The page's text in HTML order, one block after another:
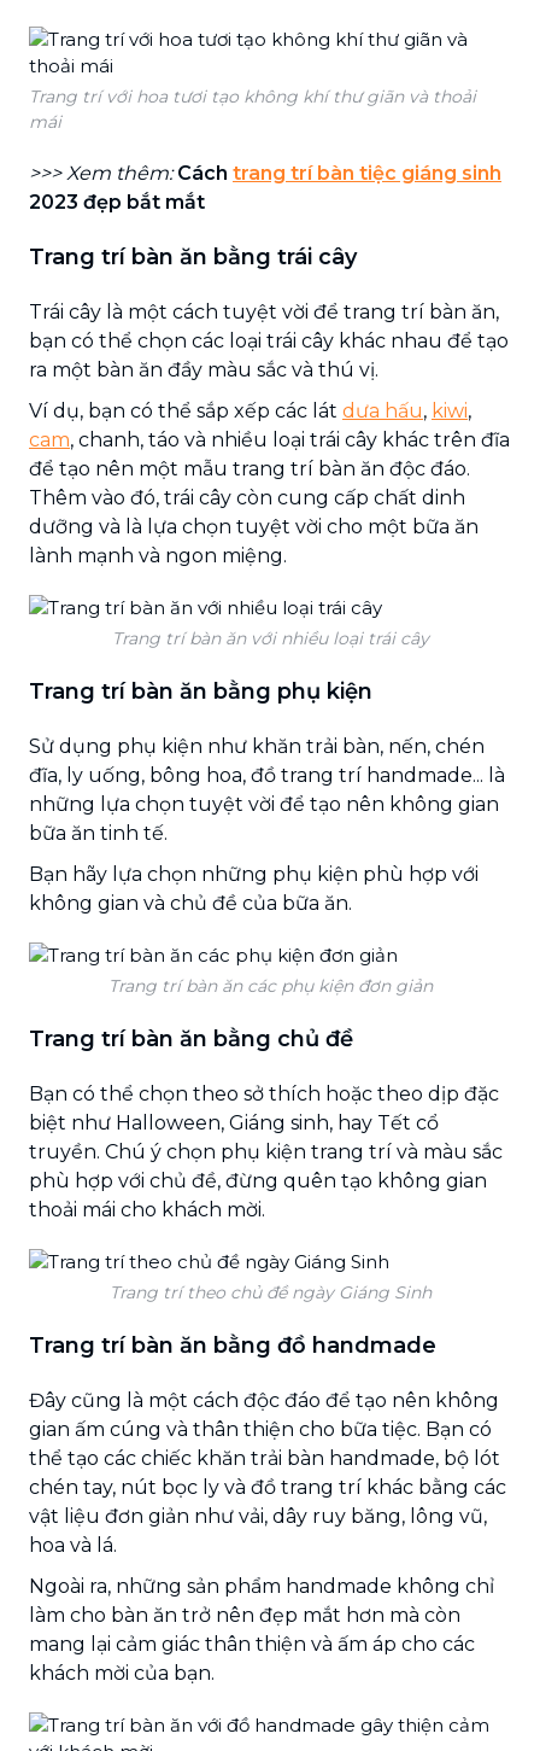
Trang trí với hoa tươi tạo không khí thư giãn và thoải
mái
>>> Xem thêm:Cách trang trí bàn tiệc giáng sinh
2023 đẹp bắt mắt
Trang trí bàn ăn bằng trái cây
Trái cây là một cách tuyệt vời để trang trí bàn ăn,
bạn có thể chọn các loại trái cây khác nhau để tạo
ra một bàn ăn đầy màu sắc và thú vị.
Ví dụ, bạn có thể sắp xếp các lát dưa hấu, kiwi,
cam, chanh, táo và nhiều loại trái cây khác trên đĩa
để tạo nên một mẫu trang trí bàn ăn độc đáo.
Thêm vào đó, trái cây còn cung cấp chất dinh
dưỡng và là lựa chọn tuyệt vời cho một bữa ăn
lành mạnh và ngon miệng.
Trang trí bàn ăn với nhiều loại trái cây
Trang trí bàn ăn bằng phụ kiện
Sử dụng phụ kiện như khăn trải bàn, nến, chén
đĩa, ly uống, bông hoa, đồ trang trí handmade... là
những lựa chọn tuyệt vời để tạo nên không gian
bữa ăn tinh tế.
Bạn hãy lựa chọn những phụ kiện phù hợp với
không gian và chủ đề của bữa ăn.
Trang trí bàn ăn các phụ kiện đơn giản
Trang trí bàn ăn bằng chủ đề
Bạn có thể chọn theo sở thích hoặc theo dịp đặc
biệt như Halloween, Giáng sinh, hay Tết cổ
truyền. Chú ý chọn phụ kiện trang trí và màu sắc
phù hợp với chủ đề, đừng quên tạo không gian
thoải mái cho khách mời.
Trang trí theo chủ đề ngày Giáng Sinh
Trang trí bàn ăn bằng đồ handmade
Đây cũng là một cách độc đáo để tạo nên không
gian ấm cúng và thân thiện cho bữa tiệc. Bạn có
thể tạo các chiếc khăn trải bàn handmade, bộ lót
chén tay, nút bọc ly và đồ trang trí khác bằng các
vật liệu đơn giản như vải, dây ruy băng, lông vũ,
hoa và lá.
Ngoài ra, những sản phẩm handmade không chỉ
làm cho bàn ăn trở nên đẹp mắt hơn mà còn
mang lại cảm giác thân thiện và ấm áp cho các
khách mời của bạn.